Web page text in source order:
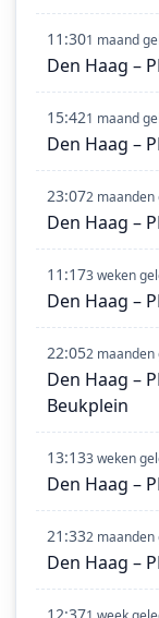
11:301 maand
Den Haag –
15:421 maand
Den Haag –
23:072 maanden
Den Haag –
11:173 weken
Den Haag –
22:052 maanden
Den Haag –
Beukplein
13:133 weken
Den Haag –
21:332 maanden
Den Haag –
12:37